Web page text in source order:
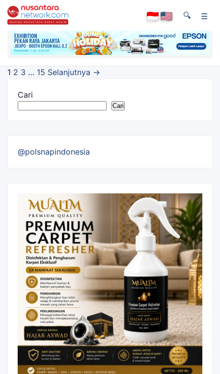
🔍 ☰
Navigasi
1 2 3 … 15 Selanjutnya →
Cari
Cari
@polsnapindonesia